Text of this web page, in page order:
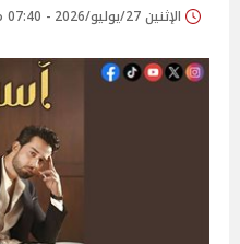
الإثنين 27/يوليو/2026 - 07:40 م